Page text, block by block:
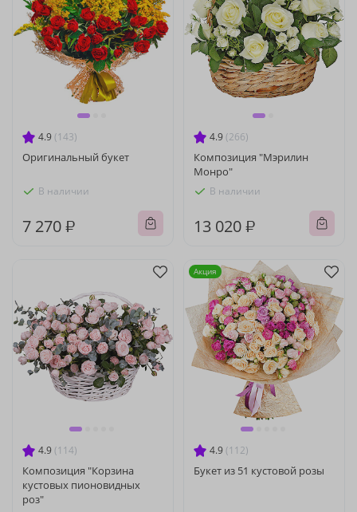
4.9 (143)
Оригинальный букет
В наличии
7 270 ₽
4.9 (266)
Композиция "Мэрилин
Монро"
В наличии
13 020 ₽
4.9 (114)
Композиция "Корзина
кустовых пионовидных
роз"
4.9 (112)
Букет из 51 кустовой розы
Акция